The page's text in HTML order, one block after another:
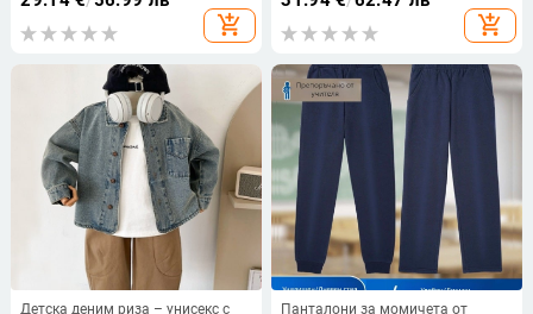
add_shopping_cart
70% памук / 20% регенерирана
целулоза / 10% полиестер, есен
add_shopping_cart
Детска деним риза – унисекс с
Панталони за момичета от